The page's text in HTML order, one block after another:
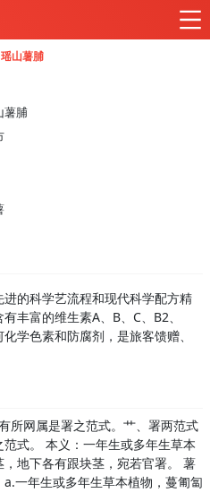
瑶山薯脯
薯脯
的科学艺流程和现代科学配方精
丰富的维生素A、B、C、B2、
学色素和防腐剂，是旅客馈赠、
所网属是署之范式。艹、署两范式
式。 本义：一年生或多年生草本
地下各有跟块茎，宛若官署。 薯
一年生或多年生草本植物，蔓匍匐